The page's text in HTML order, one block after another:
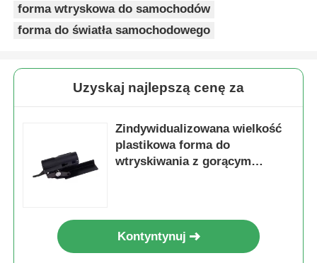
Pokaz VR
O nas
Kontrola jakości
Aktualności
forma wtryskowa do samochodów
forma do światła samochodowego
Uzyskaj najlepszą cenę za
Zindywidualizowana wielkość
plastikowa forma do
wtryskiwania z gorącym
Kontyntynuj